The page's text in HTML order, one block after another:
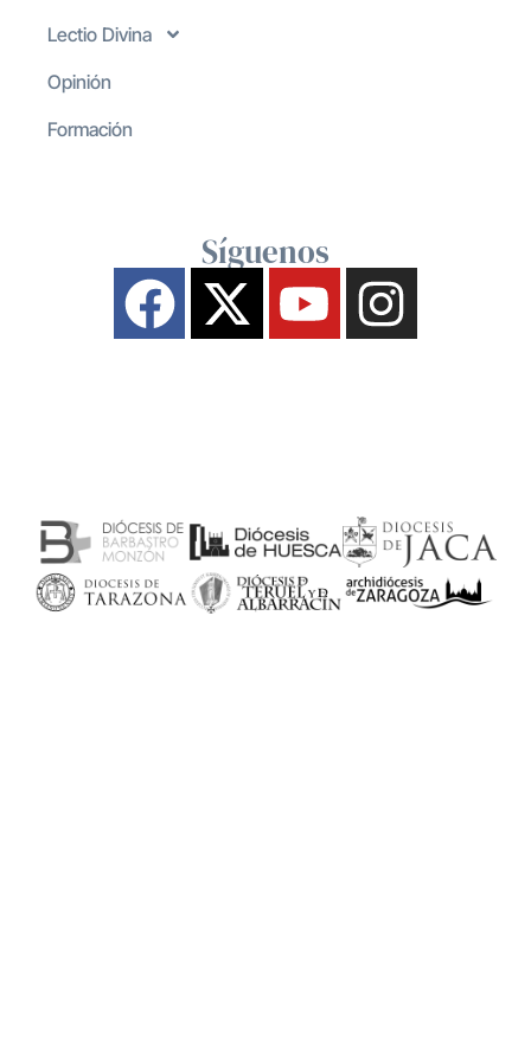
Lectio Divina
Opinión
Formación
Síguenos